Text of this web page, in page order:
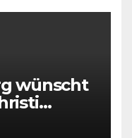
wünscht